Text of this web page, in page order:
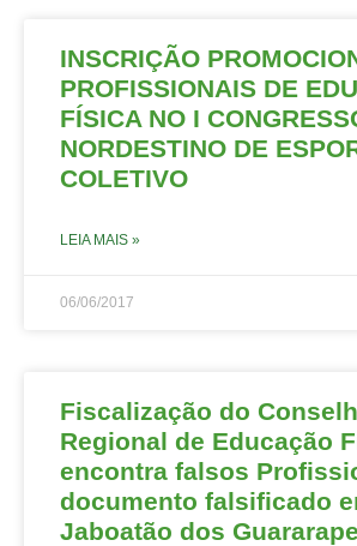
INSCRIÇÃO
PROFISSIONAIS DE
FÍSICA NO I
NORDESTINO DE
COLETIVO
LEIA MAIS »
06/06/2017
Fiscalização do
Regional de Educação
encontra falsos
documento falsificado
Jaboatão dos